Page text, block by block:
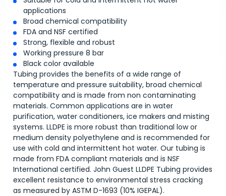
applications
Broad chemical compatibility
FDA and NSF certified
Strong, flexible and robust
Working pressure 8 bar
Black color available
Tubing provides the benefits of a wide range of
temperature and pressure suitability, broad chemical
compatibility and is made from non contaminating
materials. Common applications are in water
purification, water conditioners, ice makers and misting
systems. LLDPE is more robust than traditional low or
medium density polyethylene and is recommended for
use with cold and intermittent hot water. Our tubing is
made from FDA compliant materials and is NSF
International certified. John Guest LLDPE Tubing provides
excellent resistance to environmental stress cracking
as measured by ASTM D-1693 (10% IGEPAL).